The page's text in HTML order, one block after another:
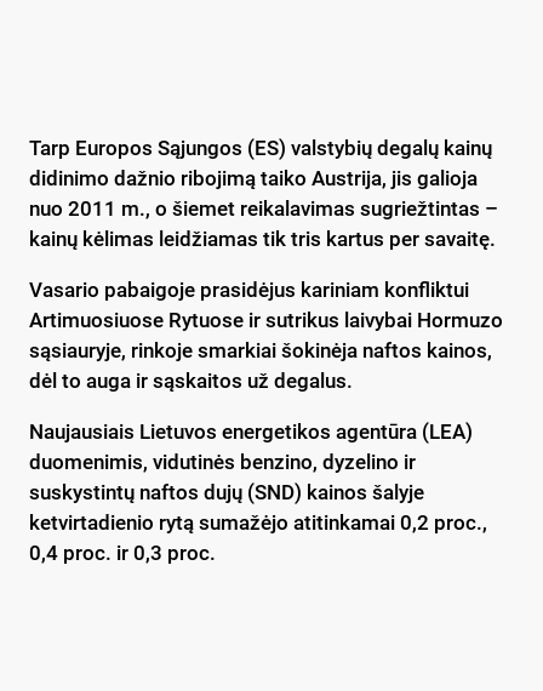
Tarp Europos Sąjungos (ES) valstybių degalų kainų
didinimo dažnio ribojimą taiko Austrija, jis galioja
nuo 2011 m., o šiemet reikalavimas sugriežtintas –
kainų kėlimas leidžiamas tik tris kartus per savaitę.
Vasario pabaigoje prasidėjus kariniam konfliktui
Artimuosiuose Rytuose ir sutrikus laivybai Hormuzo
sąsiauryje, rinkoje smarkiai šokinėja naftos kainos,
dėl to auga ir sąskaitos už degalus.
Naujausiais Lietuvos energetikos agentūra (LEA)
duomenimis, vidutinės benzino, dyzelino ir
suskystintų naftos dujų (SND) kainos šalyje
ketvirtadienio rytą sumažėjo atitinkamai 0,2 proc.,
0,4 proc. ir 0,3 proc.